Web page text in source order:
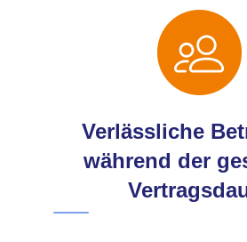
Verlässliche
während der